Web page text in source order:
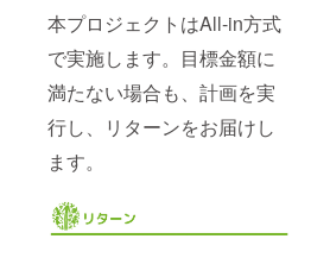
本プロジェクトはAll-in方式
で実施します。目標金額に
満たない場合も、計画を実
行し、リターンをお届けし
ます。